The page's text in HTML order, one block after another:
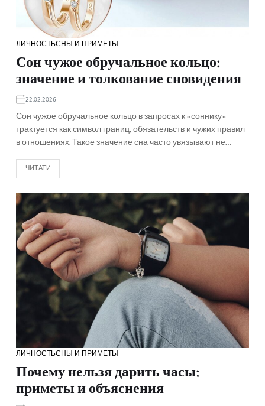
ЛИЧНОСТЬСНЫ И ПРИМЕТЫ
Сон чужое обручальное кольцо:
значение и толкование сновидения
22.02.2026
Сон чужое обручальное кольцо в запросах к «соннику»
трактуется как символ границ, обязательств и чужих правил
в отношениях. Такое значение сна часто увязывают не…
ЧИТАТИ
ЛИЧНОСТЬСНЫ И ПРИМЕТЫ
Почему нельзя дарить часы:
приметы и объяснения